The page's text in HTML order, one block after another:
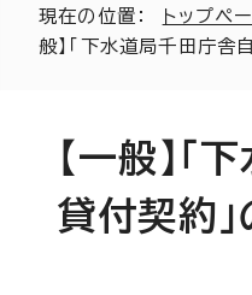
現在の位置： トップペ
般】「下水道局千田庁
【一般】
貸付契約